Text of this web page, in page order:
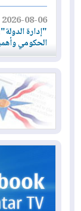
2026-08-06
"إدارة
الحكومي
2026-08-06
يقومون
القانون
2026-08-06
الأحمر
2026-08-06
سبتة